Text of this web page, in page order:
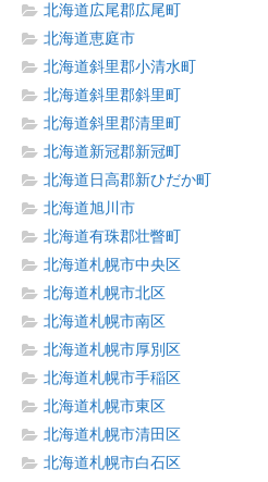
北海道広尾郡広尾町
北海道恵庭市
北海道斜里郡小清水町
北海道斜里郡斜里町
北海道斜里郡清里町
北海道新冠郡新冠町
北海道日高郡新ひだか町
北海道旭川市
北海道有珠郡壮瞥町
北海道札幌市中央区
北海道札幌市北区
北海道札幌市南区
北海道札幌市厚別区
北海道札幌市手稲区
北海道札幌市東区
北海道札幌市清田区
北海道札幌市白石区